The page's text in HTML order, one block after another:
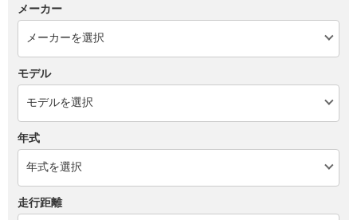
メーカー
モデル
年式
走行距離